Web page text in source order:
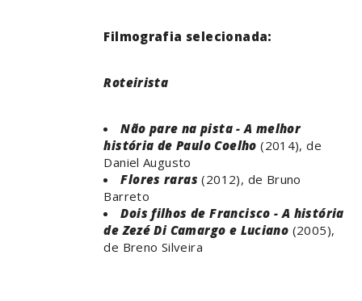
Filmografia selecionada:
Roteirista
Não pare na pista - A melhor
história de Paulo Coelho (2014), de
Daniel Augusto
Flores raras (2012), de Bruno
Barreto
Dois filhos de Francisco - A história
de Zezé Di Camargo e Luciano (2005),
de Breno Silveira